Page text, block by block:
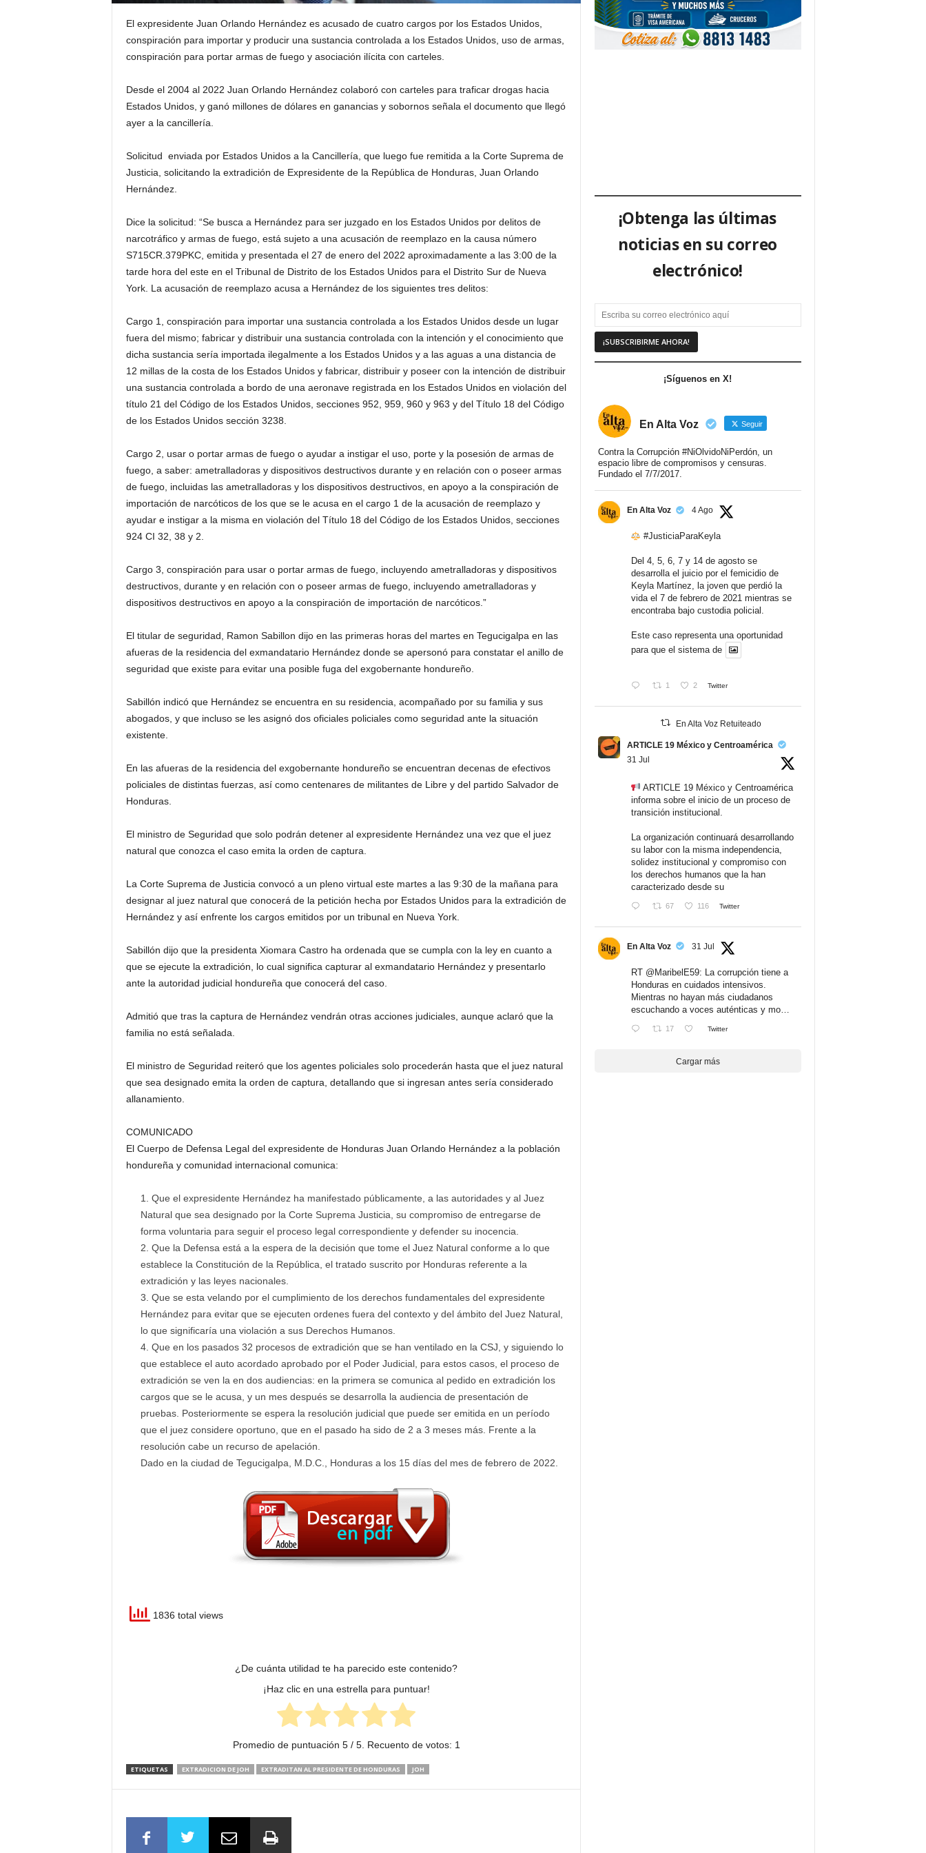
El expresidente Juan Orlando Hernández es acusado de cuatro cargos por los Estados Unidos,
conspiración para importar y producir una sustancia controlada a los Estados Unidos, uso de armas,
conspiración para portar armas de fuego y asociación ilícita con carteles.
Desde el 2004 al 2022 Juan Orlando Hernández colaboró con carteles para traficar drogas hacia
Estados Unidos, y ganó millones de dólares en ganancias y sobornos señala el documento que llegó
ayer a la cancillería.
Solicitud enviada por Estados Unidos a la Cancillería, que luego fue remitida a la Corte Suprema de
Justicia, solicitando la extradición de Expresidente de la República de Honduras, Juan Orlando
Hernández.
Dice la solicitud: “Se busca a Hernández para ser juzgado en los Estados Unidos por delitos de
narcotráfico y armas de fuego, está sujeto a una acusación de reemplazo en la causa número
S715CR.379PKC, emitida y presentada el 27 de enero del 2022 aproximadamente a las 3:00 de la
tarde hora del este en el Tribunal de Distrito de los Estados Unidos para el Distrito Sur de Nueva
York. La acusación de reemplazo acusa a Hernández de los siguientes tres delitos:
Cargo 1, conspiración para importar una sustancia controlada a los Estados Unidos desde un lugar
fuera del mismo; fabricar y distribuir una sustancia controlada con la intención y el conocimiento que
dicha sustancia sería importada ilegalmente a los Estados Unidos y a las aguas a una distancia de
12 millas de la costa de los Estados Unidos y fabricar, distribuir y poseer con la intención de distribuir
una sustancia controlada a bordo de una aeronave registrada en los Estados Unidos en violación del
título 21 del Código de los Estados Unidos, secciones 952, 959, 960 y 963 y del Título 18 del Código
de los Estados Unidos sección 3238.
Cargo 2, usar o portar armas de fuego o ayudar a instigar el uso, porte y la posesión de armas de
fuego, a saber: ametralladoras y dispositivos destructivos durante y en relación con o poseer armas
de fuego, incluidas las ametralladoras y los dispositivos destructivos, en apoyo a la conspiración de
importación de narcóticos de los que se le acusa en el cargo 1 de la acusación de reemplazo y
ayudar e instigar a la misma en violación del Título 18 del Código de los Estados Unidos, secciones
924 CI 32, 38 y 2.
Cargo 3, conspiración para usar o portar armas de fuego, incluyendo ametralladoras y dispositivos
destructivos, durante y en relación con o poseer armas de fuego, incluyendo ametralladoras y
dispositivos destructivos en apoyo a la conspiración de importación de narcóticos.”
El titular de seguridad, Ramon Sabillon dijo en las primeras horas del martes en Tegucigalpa en las
afueras de la residencia del exmandatario Hernández donde se apersonó para constatar el anillo de
seguridad que existe para evitar una posible fuga del exgobernante hondureño.
Sabillón indicó que Hernández se encuentra en su residencia, acompañado por su familia y sus
abogados, y que incluso se les asignó dos oficiales policiales como seguridad ante la situación
existente.
En las afueras de la residencia del exgobernante hondureño se encuentran decenas de efectivos
policiales de distintas fuerzas, así como centenares de militantes de Libre y del partido Salvador de
Honduras.
El ministro de Seguridad que solo podrán detener al expresidente Hernández una vez que el juez
natural que conozca el caso emita la orden de captura.
La Corte Suprema de Justicia convocó a un pleno virtual este martes a las 9:30 de la mañana para
designar al juez natural que conocerá de la petición hecha por Estados Unidos para la extradición de
Hernández y así enfrente los cargos emitidos por un tribunal en Nueva York.
Sabillón dijo que la presidenta Xiomara Castro ha ordenada que se cumpla con la ley en cuanto a
que se ejecute la extradición, lo cual significa capturar al exmandatario Hernández y presentarlo
ante la autoridad judicial hondureña que conocerá del caso.
Admitió que tras la captura de Hernández vendrán otras acciones judiciales, aunque aclaró que la
familia no está señalada.
El ministro de Seguridad reiteró que los agentes policiales solo procederán hasta que el juez natural
que sea designado emita la orden de captura, detallando que si ingresan antes sería considerado
allanamiento.
COMUNICADO
El Cuerpo de Defensa Legal del expresidente de Honduras Juan Orlando Hernández a la población
hondureña y comunidad internacional comunica:
Que el expresidente Hernández ha manifestado públicamente, a las autoridades y al Juez
Natural que sea designado por la Corte Suprema Justicia, su compromiso de entregarse de
forma voluntaria para seguir el proceso legal correspondiente y defender su inocencia.
Que la Defensa está a la espera de la decisión que tome el Juez Natural conforme a lo que
establece la Constitución de la República, el tratado suscrito por Honduras referente a la
extradición y las leyes nacionales.
Que se esta velando por el cumplimiento de los derechos fundamentales del expresidente
Hernández para evitar que se ejecuten ordenes fuera del contexto y del ámbito del Juez Natural,
lo que significaría una violación a sus Derechos Humanos.
Que en los pasados 32 procesos de extradición que se han ventilado en la CSJ, y siguiendo lo
que establece el auto acordado aprobado por el Poder Judicial, para estos casos, el proceso de
extradición se ven la en dos audiencias: en la primera se comunica al pedido en extradición los
cargos que se le acusa, y un mes después se desarrolla la audiencia de presentación de
pruebas. Posteriormente se espera la resolución judicial que puede ser emitida en un período
que el juez considere oportuno, que en el pasado ha sido de 2 a 3 meses más. Frente a la
resolución cabe un recurso de apelación.
Dado en la ciudad de Tegucigalpa, M.D.C., Honduras a los 15 días del mes de febrero de 2022.
1836 total views
¿De cuánta utilidad te ha parecido este contenido?
¡Haz clic en una estrella para puntuar!
Promedio de puntuación 5/ 5. Recuento de votos: 1
ETIQUETAS EXTRADICION DE JOH EXTRADITAN AL PRESIDENTE DE HONDURAS JOH
¡Obtenga las últimas
noticias en su correo
electrónico!
¡Síguenos en X!
En Alta Voz Seguir
Contra la Corrupción #NiOlvidoNiPerdón, un
espacio libre de compromisos y censuras.
Fundado el 7/7/2017.
En Alta Voz 4 Ago
#JusticiaParaKeyla
Del 4, 5, 6, 7 y 14 de agosto se
desarrolla el juicio por el femicidio de
Keyla Martínez, la joven que perdió la
vida el 7 de febrero de 2021 mientras se
encontraba bajo custodia policial.
Este caso representa una oportunidad
para que el sistema de
1 2 Twitter
En Alta Voz Retuiteado
ARTICLE 19 México y Centroamérica
31 Jul
ARTICLE 19 México y Centroamérica
informa sobre el inicio de un proceso de
transición institucional.
La organización continuará desarrollando
su labor con la misma independencia,
solidez institucional y compromiso con
los derechos humanos que la han
caracterizado desde su
67 116 Twitter
En Alta Voz 31 Jul
RT @MaribelE59: La corrupción tiene a
Honduras en cuidados intensivos.
Mientras no hayan más ciudadanos
escuchando a voces auténticas y mo…
17 Twitter
Cargar más